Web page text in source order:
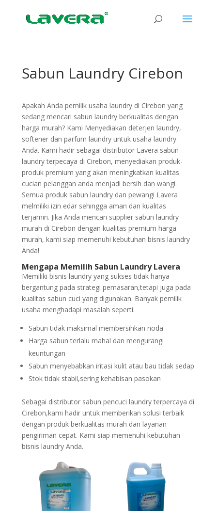
Sabun Laundry Cirebon
Apakah Anda pemilik usaha laundry di Cirebon yang
sedang mencari sabun laundry berkualitas dengan
harga murah? Kami Menyediakan deterjen laundry,
softener dan parfum laundry untuk usaha laundry
Anda. Kami hadir sebagai distributor Lavera sabun
laundry terpecaya di Cirebon, menyediakan produk-
produk premium yang akan meningkatkan kualitas
cucian pelanggan anda menjadi bersih dan wangi.
Semua produk sabun laundry dan pewangi Lavera
melmiliki izin edar sehingga aman dan kualitas
terjamin. Jika Anda mencari supplier sabun laundry
murah di Cirebon dengan kualitas premium harga
murah, kami siap memenuhi kebutuhan bisnis laundry
Anda!
Mengapa Memilih Sabun Laundry Lavera
Memiliki bisnis laundry yang sukses tidak hanya
bergantung pada strategi pemasaran,tetapi juga pada
kualitas sabun cuci yang digunakan. Banyak pemilik
usaha menghadapi masalah seperti:
Sabun tidak maksimal membersihkan noda
Harga sabun terlalu mahal dan mengurangi
keuntungan
Sabun menyebabkan iritasi kulit atau bau tidak sedap
Stok tidak stabil,sering kehabisan pasokan
Sebagai distributor sabun pencuci laundry terpercaya di
Cirebon,kami hadir untuk memberikan solusi terbaik
dengan produk berkualitas murah dan layanan
pengiriman cepat. Kami siap memenuhi kebutuhan
bisnis laundry Anda.